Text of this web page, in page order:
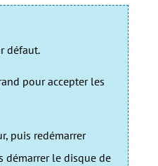
défaut.
pour accepter les
puis redémarrer
démarrer le disque de